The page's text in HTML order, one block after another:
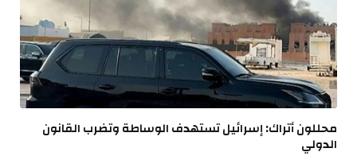
محللون أتراك: إسرائيل تستهدف الوساطة وتضرب القانون
الدولي